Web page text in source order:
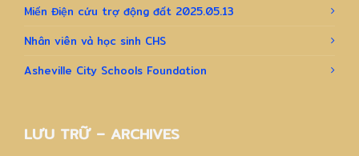
Miến Điện cứu trợ động đất 2025.05.13
Nhân viên và học sinh CHS
Asheville City Schools Foundation
LƯU TRỮ – ARCHIVES